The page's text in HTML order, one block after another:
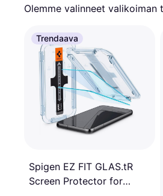
Olemme valinneet
Trendaava
Spigen EZ FIT GLAS.tR
Screen Protector for